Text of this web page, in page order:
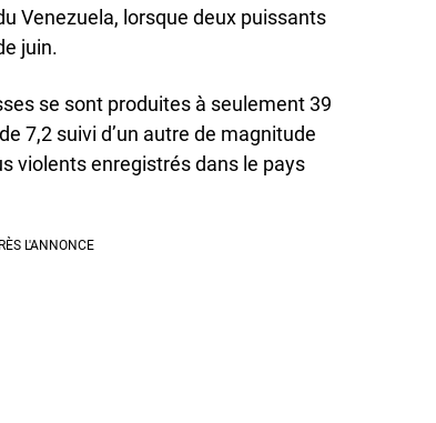
Venezuela, lorsque deux puissants
juin.
se sont produites à seulement 39
7,2 suivi d’un autre de magnitude
violents enregistrés dans le pays